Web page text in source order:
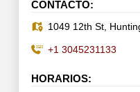
CONTACTO:
1049 12th St,
+1 3045231133
HORARIOS: